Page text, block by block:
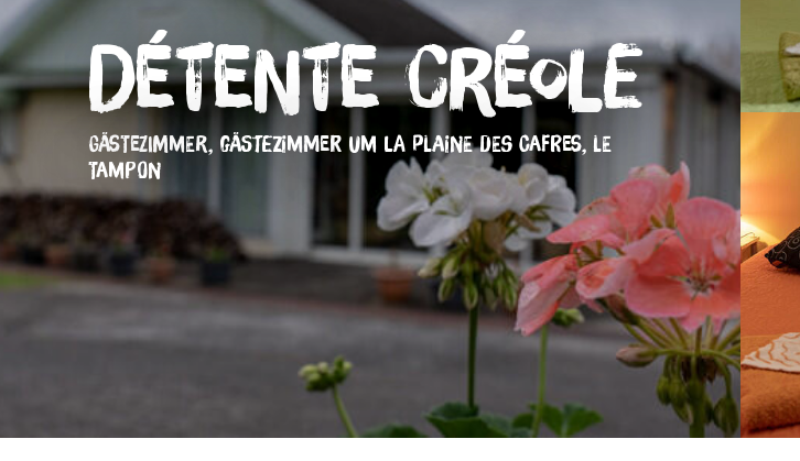
Détente Créole
GÄSTEZIMMER, GÄSTEZIMMER UM LA PLAINE DES CAFRES, LE
TAMPON